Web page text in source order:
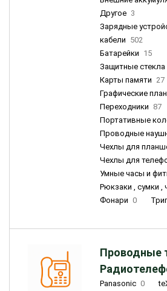
Другое 3
Зарядные
кабели 502
Батарейки 15
Защитные стекла
Карты памяти 27
Графические
Переходники 87
Портативные
Проводные
Чехлы для
Чехлы для
Умные часы и
Рюкзаки , сумки ,
Фонари 0
Проводные
Panasonic 0